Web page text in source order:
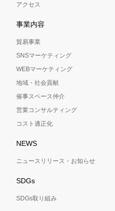
アクセス
事業内容
貿易事業
SNSマーケティング
WEBマーケティング
地域・社会貢献
催事スペース仲介
営業コンサルティング
コスト適正化
NEWS
ニュースリリース・お知らせ
SDGs
SDGs取り組み